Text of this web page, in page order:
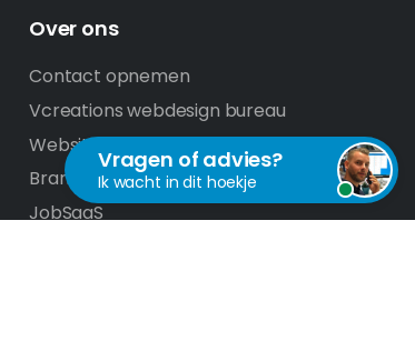
Over ons
Contact opnemen
Vcreations webdesign bureau
Website laten maken
Branches
JobSaaS
Vragen of advies?
Ik wacht in dit hoekje